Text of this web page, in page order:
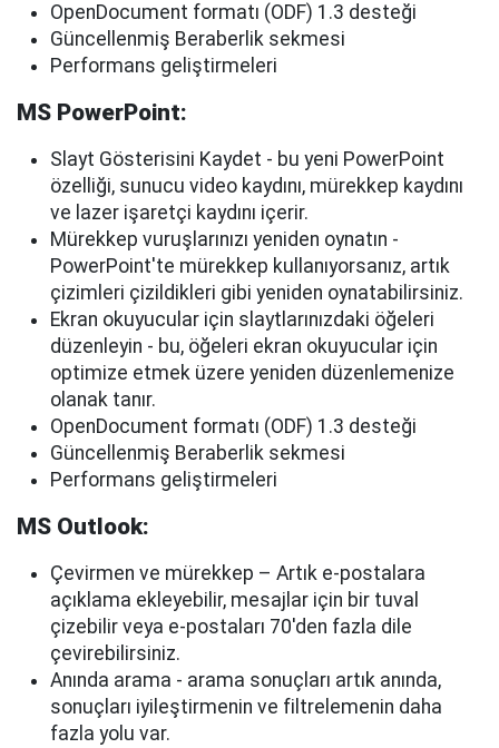
OpenDocument formatı (ODF) 1.3 desteği
Güncellenmiş Beraberlik sekmesi
Performans geliştirmeleri
MS PowerPoint:
Slayt Gösterisini Kaydet - bu yeni PowerPoint
özelliği, sunucu video kaydını, mürekkep kaydını
ve lazer işaretçi kaydını içerir.
Mürekkep vuruşlarınızı yeniden oynatın -
PowerPoint'te mürekkep kullanıyorsanız, artık
çizimleri çizildikleri gibi yeniden oynatabilirsiniz.
Ekran okuyucular için slaytlarınızdaki öğeleri
düzenleyin - bu, öğeleri ekran okuyucular için
optimize etmek üzere yeniden düzenlemenize
olanak tanır.
OpenDocument formatı (ODF) 1.3 desteği
Güncellenmiş Beraberlik sekmesi
Performans geliştirmeleri
MS Outlook:
Çevirmen ve mürekkep – Artık e-postalara
açıklama ekleyebilir, mesajlar için bir tuval
çizebilir veya e-postaları 70'den fazla dile
çevirebilirsiniz.
Anında arama - arama sonuçları artık anında,
sonuçları iyileştirmenin ve filtrelemenin daha
fazla yolu var.